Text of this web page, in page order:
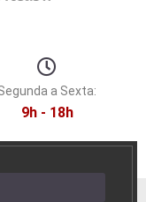
a Sexta:
9h - 18h